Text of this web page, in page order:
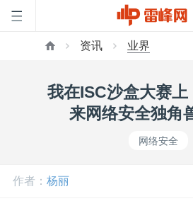
资讯 业界
我在ISC沙盒大赛
来网络安全独角
网络安全
作者： 杨丽